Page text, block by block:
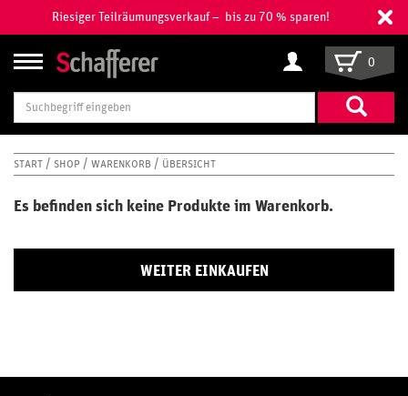
Riesiger Teilräumungsverkauf – bis zu 70 % sparen!
Suchbegriff
eingeben
0
START SHOP WARENKORB ÜBERSICHT
Es befinden sich keine Produkte im Warenkorb.
WEITER EINKAUFEN